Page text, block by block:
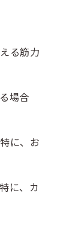
る筋力
場合
に、お
に、カ